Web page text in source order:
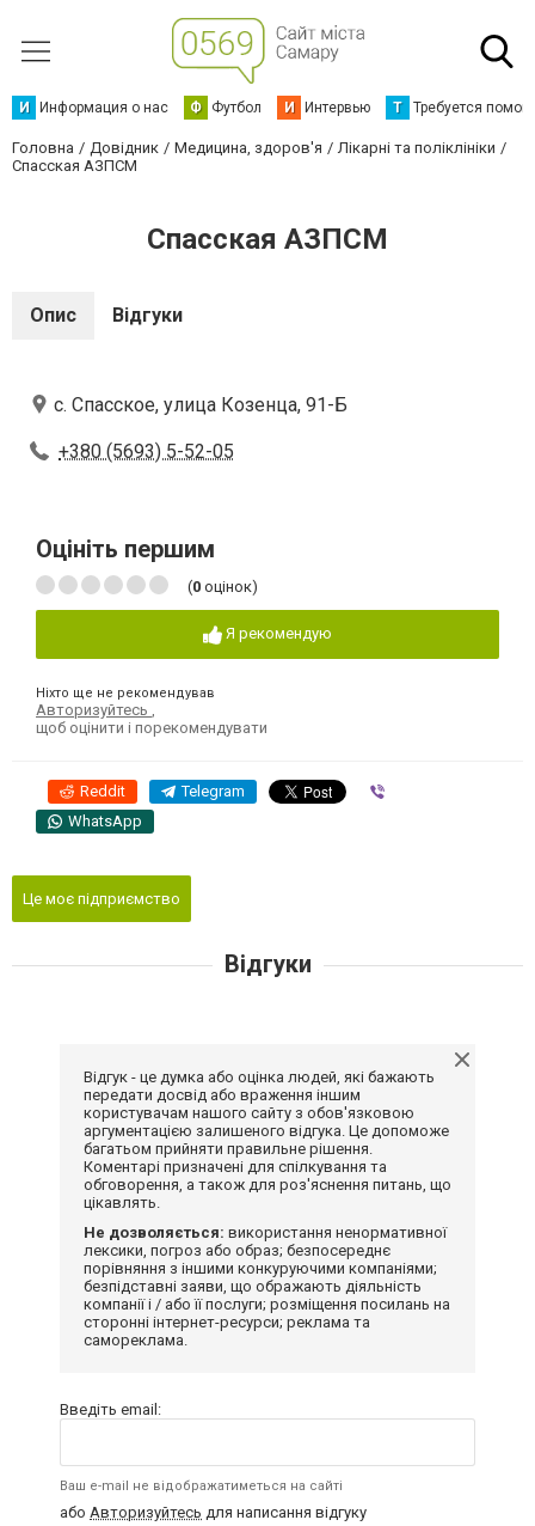
И Информация о нас Ф Футбол И Интервью Т Требуется
Головна Довідник Медицина, здоров'я
Лікарні та поліклініки
Спасская АЗПСМ
Спасская АЗПСМ
Опис Відгуки
с. Спасское, улица Козенца, 91-Б
+380 (5693) 5-52-05
Оцініть першим
(0 оцінок)
Я рекомендую
Ніхто ще не рекомендував
Авторизуйтесь
щоб оцінити і порекомендувати
Reddit Telegram
WhatsApp
Це моє підприємство
Відгуки
Відгук - це думка або оцінка людей, які бажають
передати досвід або враження іншим
користувачам нашого сайту з обов'язковою
аргументацією залишеного відгука. Це допоможе
багатьом прийняти правильне рішення.
Коментарі призначені для спілкування та
обговорення, а також для роз'яснення питань, що
цікавлять.
Не дозволяється: використання ненормативної
лексики, погроз або образ; безпосереднє
порівняння з іншими конкуруючими компаніями;
безпідставні заяви, що ображають діяльність
компанії і / або її послуги; розміщення посилань на
сторонні інтернет-ресурси; реклама та
самореклама.
Введіть email:
Ваш e-mail не відображатиметься на сайті
або Авторизуйтесь для написання відгуку